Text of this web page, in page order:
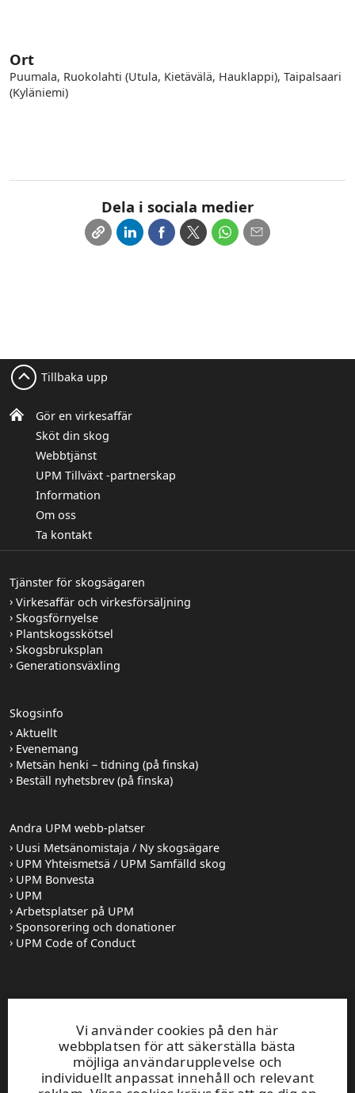
Ort
Puumala, Ruokolahti (Utula, Kietävälä, Hauklappi), Taipalsaari
(Kyläniemi)
Dela i sociala medier
Vi använder cookies på den här
webbplatsen för att säkerställa bästa
möjliga användarupplevelse och
individuellt anpassat innehåll och relevant
Gör en virkesaffär
Sköt din skog
Webbtjänst
UPM Tillväxt -partnerskap
Information
Om oss
Ta kontakt
Tillbaka upp
Tjänster för skogsägaren
Virkesaffär och virkesförsäljning
Skogsförnyelse
Plantskogsskötsel
Skogsbruksplan
Generationsväxling
Skogsinfo
Aktuellt
Evenemang
Metsän henki – tidning (på finska)
Beställ nyhetsbrev (på finska)
Andra UPM webb-platser
Uusi Metsänomistaja / Ny skogsägare
UPM Yhteismetsä / UPM Samfälld skog
UPM Bonvesta
UPM
Arbetsplatser på UPM
Sponsorering och donationer
UPM Code of Conduct
Öppet mån-fre 8–16
UPM Skog skogsväxeln0204 16121
fornamn.efternamn@upm.com